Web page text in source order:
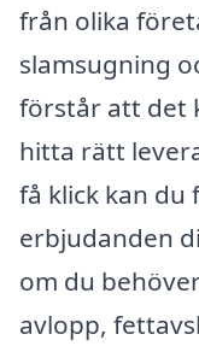
från olika
slamsugning
förstår att det
hitta rätt
få klick kan du
erbjudanden
om du
avlopp,